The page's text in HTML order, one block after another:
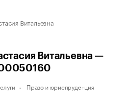
Витальевна
Витальевна —
Право и юриспруденция